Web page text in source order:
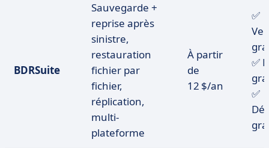
BDRSuite
Sauvegarde +
reprise après
sinistre,
restauration
fichier par
fichier,
réplication,
multi-
plateforme
À partir
de
12 $/an
✅
✅
✅